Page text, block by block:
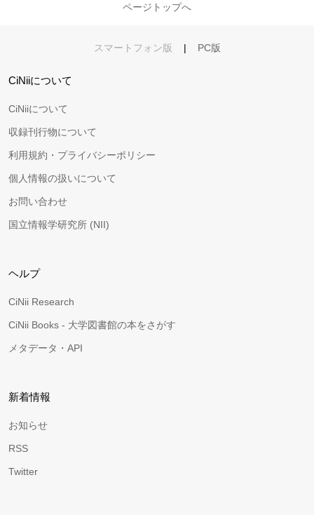
ページトップへ
スマートフォン版 | PC版
CiNiiについて
CiNiiについて
収録刊行物について
利用規約・プライバシーポリシー
個人情報の扱いについて
お問い合わせ
国立情報学研究所 (NII)
ヘルプ
CiNii Research
CiNii Books - 大学図書館の本をさがす
メタデータ・API
新着情報
お知らせ
RSS
Twitter